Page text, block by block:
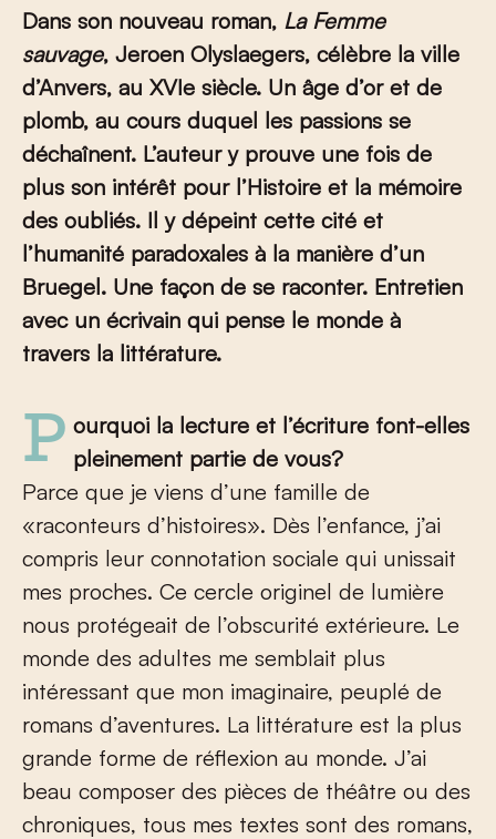
Dans son nouveau roman, La Femme
sauvage, Jeroen Olyslaegers, célèbre la ville
d’Anvers, au XVIe siècle. Un âge d’or et de
plomb, au cours duquel les passions se
déchaînent. L’auteur y prouve une fois de
plus son intérêt pour l’Histoire et la mémoire
des oubliés. Il y dépeint cette cité et
l’humanité paradoxales à la manière d’un
Bruegel. Une façon de se raconter. Entretien
avec un écrivain qui pense le monde à
travers la littérature.
Pourquoi la lecture et l’écriture font-elles pleinement partie de vous?
Parce que je viens d’une famille de
«raconteurs d’histoires». Dès l’enfance, j’ai
compris leur connotation sociale qui unissait
mes proches. Ce cercle originel de lumière
nous protégeait de l’obscurité extérieure. Le
monde des adultes me semblait plus
intéressant que mon imaginaire, peuplé de
romans d’aventures. La littérature est la plus
grande forme de réflexion au monde. J’ai
beau composer des pièces de théâtre ou des
chroniques, tous mes textes sont des romans,